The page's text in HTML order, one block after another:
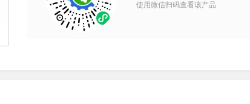
使用微信扫码查看该产品